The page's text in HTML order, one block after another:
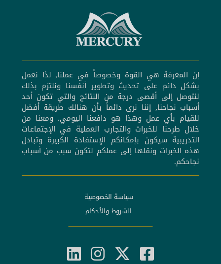
إن المعرفة هي القوة وخصوصاً في عملنا, لذا نعمل
بشكل دائم على تحديث وتطوير أنفسنا ونلتزم بذلك
لنتوصل إلى أقصى درجة من النتائج والتي تكون أحد
أسباب نجاحنا, إننا نرى دائماً بأن هنالك طريقة أفضل
للقيام بأي عمل وهذا هو دافعنا اليومي. ومعنا من
خلال طرحنا للخبرات والتجارب العملية في الإجتماعات
التدريبية سيكون بإمكانكم الإستفادة الكبيرة وتبادل
هذه الخبرات ونقلها إلى عملكم لتكون سبب من أسباب
نجاحكم.
سياسة الخصوصية
الشروط والأحكام